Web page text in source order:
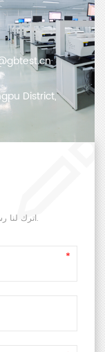
District,
اترك لنا رسالة، وسوف نقوم بالرد عليك في أسرع وقت ممكن.